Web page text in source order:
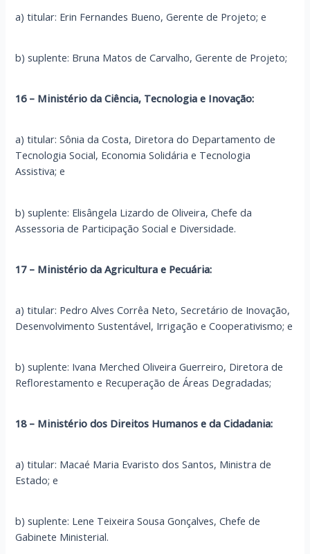
a) titular: Erin Fernandes Bueno, Gerente de Projeto; e
b) suplente: Bruna Matos de Carvalho, Gerente de Projeto;
16 – Ministério da Ciência, Tecnologia e Inovação:
a) titular: Sônia da Costa, Diretora do Departamento de
Tecnologia Social, Economia Solidária e Tecnologia
Assistiva; e
b) suplente: Elisângela Lizardo de Oliveira, Chefe da
Assessoria de Participação Social e Diversidade.
17 – Ministério da Agricultura e Pecuária:
a) titular: Pedro Alves Corrêa Neto, Secretário de Inovação,
Desenvolvimento Sustentável, Irrigação e Cooperativismo; e
b) suplente: Ivana Merched Oliveira Guerreiro, Diretora de
Reflorestamento e Recuperação de Áreas Degradadas;
18 – Ministério dos Direitos Humanos e da Cidadania:
a) titular: Macaé Maria Evaristo dos Santos, Ministra de
Estado; e
b) suplente: Lene Teixeira Sousa Gonçalves, Chefe de
Gabinete Ministerial.